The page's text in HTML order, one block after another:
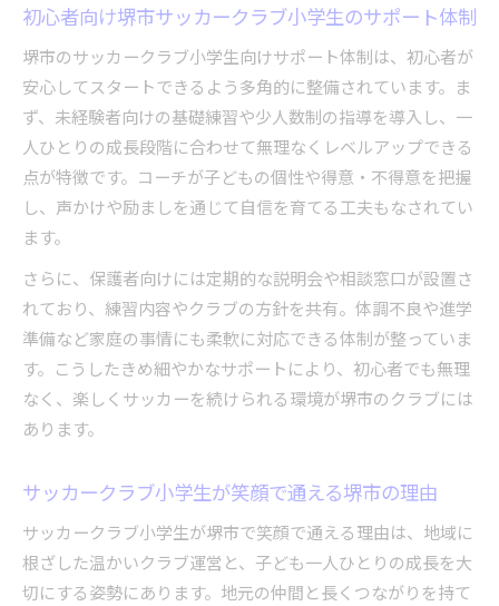
初心者向け堺市サッカークラブ小学生のサポート体制
堺市のサッカークラブ小学生向けサポート体制は、初心者が
安心してスタートできるよう多角的に整備されています。ま
ず、未経験者向けの基礎練習や少人数制の指導を導入し、一
人ひとりの成長段階に合わせて無理なくレベルアップできる
点が特徴です。コーチが子どもの個性や得意・不得意を把握
し、声かけや励ましを通じて自信を育てる工夫もなされてい
ます。
さらに、保護者向けには定期的な説明会や相談窓口が設置さ
れており、練習内容やクラブの方針を共有。体調不良や進学
準備など家庭の事情にも柔軟に対応できる体制が整っていま
す。こうしたきめ細やかなサポートにより、初心者でも無理
なく、楽しくサッカーを続けられる環境が堺市のクラブには
あります。
サッカークラブ小学生が笑顔で通える堺市の理由
サッカークラブ小学生が堺市で笑顔で通える理由は、地域に
根ざした温かいクラブ運営と、子ども一人ひとりの成長を大
切にする姿勢にあります。地元の仲間と長くつながりを持て